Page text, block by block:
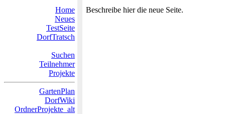
Home
Neues
TestSeite
DorfTratsch
Suchen
Teilnehmer
Projekte
GartenPlan
DorfWiki
OrdnerProjekte_alt
Beschreibe hier die neue Seite.